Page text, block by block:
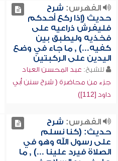
الفهرس: شرح
حديث (إذا ركع أحدكم
فليفرش ذراعيه على
فخذيه وليطبق بين
كفيه...) , ما جاء في وضع
اليدين على الركبتين
للشيخ: عبد المحسن العباد
جزء من محاضرة ( شرح سنن أبي
داود [112])
الفهرس: شرح
حديث: (كنا نسلم
على رسول الله وهو في
الصلاة فيرد علينا ...) , ما